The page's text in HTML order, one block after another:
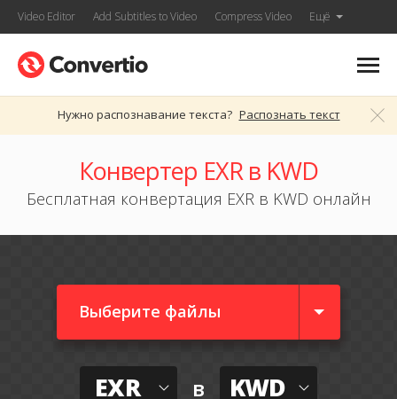
Video Editor Add Subtitles to Video Compress Video Ещё
Нужно распознавание текста? Распознать текст
Конвертер EXR в KWD
Бесплатная конвертация EXR в KWD онлайн
Выберите файлы
EXR в KWD